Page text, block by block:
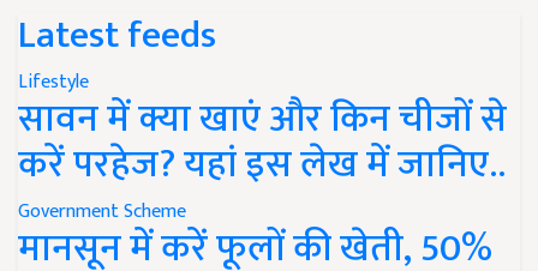
Latest feeds
Lifestyle
सावन में क्या खाएं और किन चीजों से
करें परहेज? यहां इस लेख में जानिए..
Government Scheme
मानसून में करें फूलों की खेती, 50%